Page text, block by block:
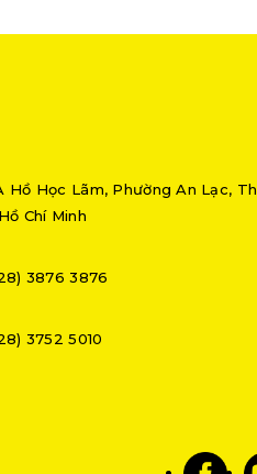
Hồ Học Lãm, Phường An Lạc,
Chí Minh
3876 3876
3752 5010